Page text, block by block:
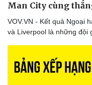
Man City cùng
VOV.VN - Kết quả Ngoại
và Liverpool là những đội